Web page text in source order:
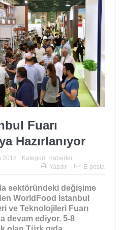
Fuarı
Hazırlanıyor
2018 Kategori: Haberler
Yazdır
E-posta
sektöründeki değişime
WorldFood İstanbul
ve Teknolojileri Fuarı
devam ediyor. 5-8